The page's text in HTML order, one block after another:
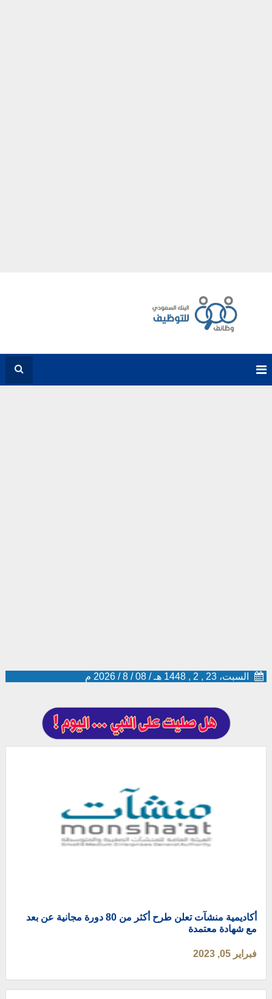
السبت، 23 , 2 , 1448 هـ /
08
/
8
/
2026 م
أكاديمية منشآت تعلن طرح أكثر من 80 دورة مجانية عن بعد
مع شهادة معتمدة
فبراير 05, 2023